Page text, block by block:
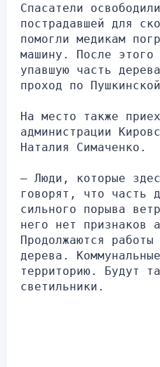
Спасатели
пострадавшей для
помогли медикам
машину. После этого
упавшую часть
проход по
На место также
администрации
Наталия Симаченко.
— Люди, которые
говорят, что часть
сильного порыва
него нет признаков
Продолжаются
дерева.
территорию. Будут
светильники.